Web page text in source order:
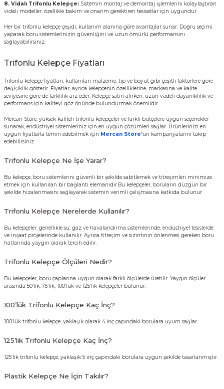
8. Vidalı Trifonlu Kelepçe: Sistemin montaj ve demontaj işlemlerini kolaylaştıran
vidalı modeller, özellikle bakım ve onarım gerektiren tesisatlar için uygundur.
Her bir trifonlu kelepçe çeşidi, kullanım alanına göre avantajlar sunar. Doğru seçimi
yaparak boru sistemlerinizin güvenliğini ve uzun ömürlü performansını
sağlayabilirsiniz.
Trifonlu Kelepçe Fiyatları
Trifonlu kelepçe fiyatları, kullanılan malzeme, tip ve boyut gibi çeşitli faktörlere göre
değişiklik gösterir. Fiyatlar, ayrıca kelepçenin özelliklerine, markasına ve kalite
seviyesine göre de farklılık arz eder. Kelepçe satın alırken, uzun vadeli dayanıklılık ve
performans için kaliteyi göz önünde bulundurmak önemlidir.
Mercan Store, yüksek kaliteli trifonlu kelepçeler ve farklı bütçelere uygun seçenekler
sunarak, endüstriyel sistemleriniz için en uygun çözümleri sağlar. Ürünlerinizi en
uygun fiyatlarla temin edebilmek için Mercan Store’un kampanyalarını takip
edebilirsiniz.
Trifonlu Kelepçe Ne İşe Yarar?
Bu kelepçe, boru sistemlerini güvenli bir şekilde sabitlemek ve titreşimleri minimize
etmek için kullanılan bir bağlantı elemanıdır.Bu kelepçeler, boruların düzgün bir
şekilde hizalanmasını sağlayarak sistemin verimli çalışmasına katkıda bulunur.
Trifonlu Kelepçe Nerelerde Kullanılır?
Bu kelepçeler, genellikle su, gaz ve havalandırma sistemlerinde, endüstriyel tesislerde
ve inşaat projelerinde kullanılır. Ayrıca titreşim ve sızıntının önlenmesi gereken boru
hatlarında yaygın olarak tercih edilir.
Trifonlu Kelepçe Ölçüleri Nedir?
Bu kelepçeler, boru çaplarına uygun olarak farklı ölçülerde üretilir. Yaygın ölçüler
arasında 50’lik, 75’lik, 100’lük ve 125’lik kelepçeler bulunur.
100’lük Trifonlu Kelepçe Kaç İnç?
100’lük trifonlu kelepçe, yaklaşık olarak 4 inç çapındaki borulara uyum sağlar.
125’lik Trifonlu Kelepçe Kaç İnç?
125’lik trifonlu kelepçe, yaklaşık 5 inç çapındaki borulara uygun şekilde tasarlanmıştır.
Plastik Kelepçe Ne İçin Takılır?